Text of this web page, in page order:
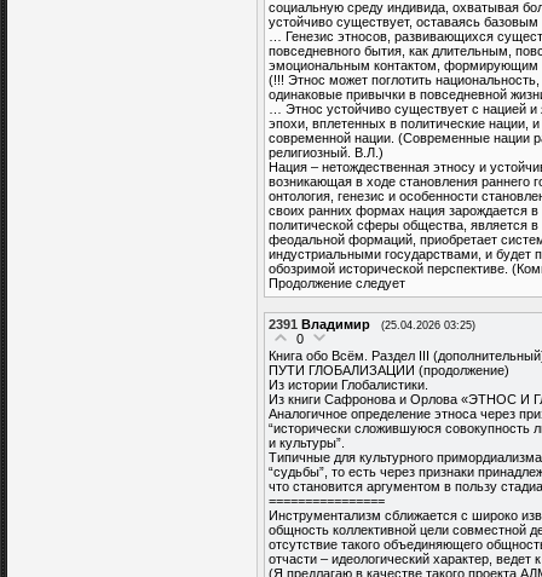
социальную среду индивида, охватывая
устойчиво существует, оставаясь
… Генезис этносов, развивающихся
повседневного бытия, как длительным,
эмоциональным контактом, формирующим
(!!! Этнос может поглотить
одинаковые привычки в повседневной
… Этнос устойчиво существует с нацией
эпохи, вплетенных в политические нации,
современной нации. (Современные нации
религиозный. В.Л.)
Нация – нетождественная этносу и
возникающая в ходе становления
онтология, генезис и особенности
своих ранних формах нация зарождается
политической сферы общества, является
феодальной формаций, приобретает
индустриальными государствами, и будет
обозримой исторической перспективе.
Продолжение следует
2391 Владимир (25.04.2026 03:25)
0
Книга обо Всём. Раздел III
ПУТИ ГЛОБАЛИЗАЦИИ (продолжение)
Из истории Глобалистики.
Из книги Сафронова и Орлова «ЭТНОС
Аналогичное определение этноса через
“исторически сложившуюся совокупность
и культуры”.
Типичные для культурного
“судьбы”, то есть через признаки
что становится аргументом в пользу
================
Инструментализм сближается с широко
общность коллективной цели совместной
отсутствие такого объединяющего
отчасти – идеологический характер, ведет
(Я предлагаю в качестве такого проекта